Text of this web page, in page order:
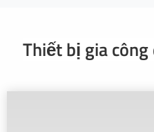
Thiết bị gia